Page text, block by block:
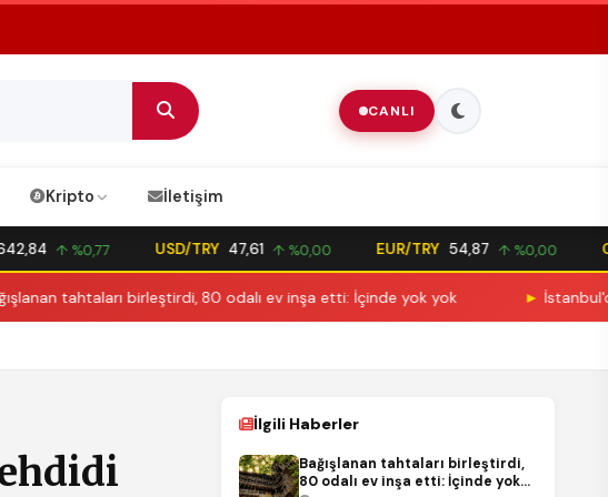
CANLI
Kripto İletişim
↑ %0,77 USD/TRY 47,61 ↑ %0,00 EUR/TRY 54,87 ↑ %0,00 GBP/
birleştirdi, 80 odalı ev inşa etti: İçinde yok yok ► İstanbul'da iş
İlgili Haberler
Bağışlanan tahtaları birleştirdi,
80 odalı ev inşa etti: İçinde yok